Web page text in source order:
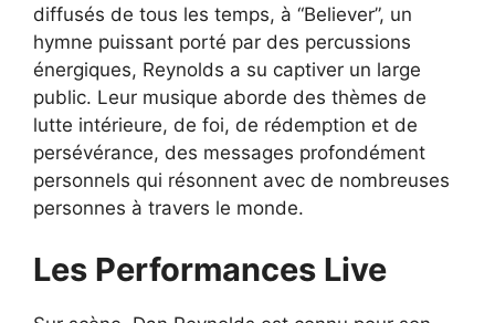
diffusés de tous les temps, à “Believer”, un
hymne puissant porté par des percussions
énergiques, Reynolds a su captiver un large
public. Leur musique aborde des thèmes de
lutte intérieure, de foi, de rédemption et de
persévérance, des messages profondément
personnels qui résonnent avec de nombreuses
personnes à travers le monde.
Les Performances Live